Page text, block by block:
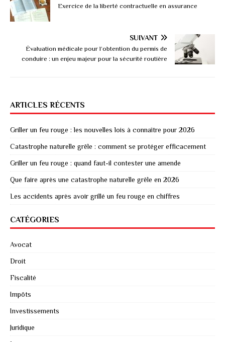
Exercice de la liberté contractuelle en assurance
SUIVANT
Évaluation médicale pour l’obtention du permis de
conduire : un enjeu majeur pour la sécurité routière
ARTICLES RÉCENTS
Griller un feu rouge : les nouvelles lois à connaître pour 2026
Catastrophe naturelle grêle : comment se protéger efficacement
Griller un feu rouge : quand faut-il contester une amende
Que faire après une catastrophe naturelle grêle en 2026
Les accidents après avoir grillé un feu rouge en chiffres
CATÉGORIES
Avocat
Droit
Fiscalité
Impôts
Investissements
Juridique